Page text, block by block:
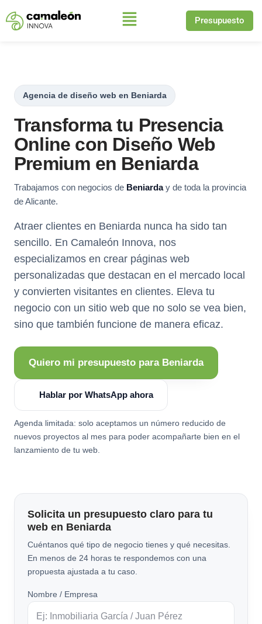
Saltar
Presupuesto
Agencia de diseño web en Beniarda
Transforma tu Presencia
Online con Diseño Web
Premium en Beniarda
Trabajamos con negocios de Beniarday de toda la provincia
de Alicante.
Atraer clientes en Beniarda nunca ha sido tan
sencillo. En Camaleón Innova, nos
especializamos en crear páginas web
personalizadas que destacan en el mercado local
y convierten visitantes en clientes. Eleva tu
negocio con un sitio web que no solo se vea bien,
sino que también funcione de manera eficaz.
Quiero mi presupuesto para Beniarda
Hablar por WhatsApp ahora
Agenda limitada: solo aceptamos un número reducido de
nuevos proyectos al mes para poder acompañarte bien en el
lanzamiento de tu web.
Solicita un presupuesto claro para tu
web en Beniarda
Cuéntanos qué tipo de negocio tienes y qué necesitas.
En menos de 24 horas te respondemos con una
propuesta ajustada a tu caso.
Nombre / Empresa